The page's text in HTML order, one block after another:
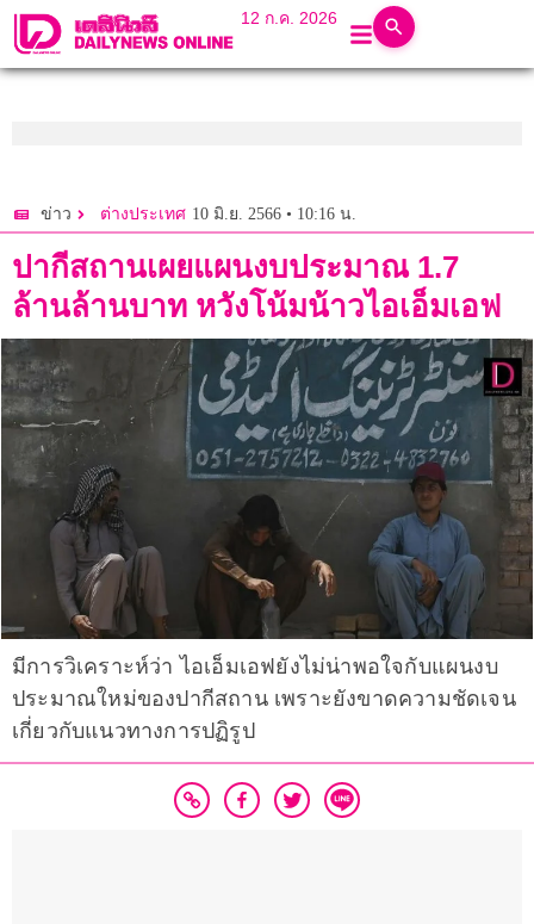
12 ก.ค. 2026
ข่าว ต่างประเทศ 10 มิ.ย. 2566 • 10:16 น.
ปากีสถานเผยแผนงบประมาณ 1.7
ล้านล้านบาท หวังโน้มน้าวไอเอ็มเอฟ
มีการวิเคราะห์ว่า ไอเอ็มเอฟยังไม่น่าพอใจกับแผนงบ
ประมาณใหม่ของปากีสถาน เพราะยังขาดความชัดเจน
เกี่ยวกับแนวทางการปฏิรูป